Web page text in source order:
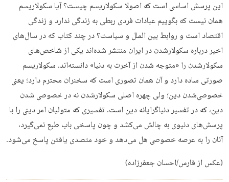
این پرسش اساسی است که اصولا سکولاریسم چیست؟ آيا سکولاریسم
همان نیست که بگوییم عبادات فردی ربطی به زندگی ندارد و زندگی
اقتصاد است و روابط بین الملل و سیاست؟ در چند کتاب که در سال‌های
اخیر درباره سکولارشدن در ایران منتشر شده‌اند یکی از شاخص‌های
سکولارشدن را «متوجه شدن از آخرت به دنیا» دانسته‌اند. سکولاریسم
صورتی ساده دارد و آن همان تصوری است که سخنران محترم دارد؛ یعنی
خصوصی‌شدن دین؛ ولی چهره اصلی سکولارشدن نه در خصوصی شدن
دین، که در تفسیر دنیاگرایانه دین است. تفسیری که متولیان امر دینی را با
پرسش‌های دنیوی به چالش می‌کشد و چون پاسخی باب طبع نمی‌گیرد،
آنان را به عرصه خصوصی هل می‌دهد و خود متصدی یافتن پاسخ می‌شود.
(عکس از فارس/احسان جعفرزاده)